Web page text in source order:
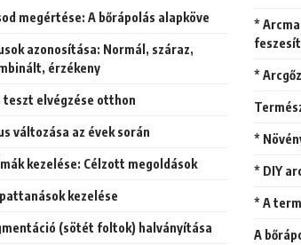
megértése: A bőrápolás alapköve
érzékeny
teszt elvégzése otthon
változása az évek során
kezelése: Célzott megoldások
pattanások kezelése
(sötét foltok) halványítása
* Arcmasszázs: A vérkeringés serkentése és a bőr
*
*
* DIY
* A
A